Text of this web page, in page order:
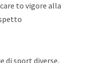
to vigore alla
di sport diverse,